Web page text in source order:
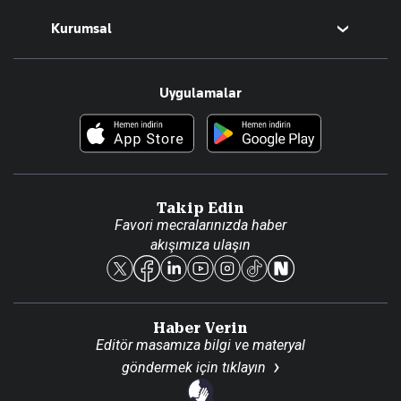
Teknoloji
Foto Haber
Kurumsal
Künye
Reklam Ver
Uygulamalar
Takip Edin
Favori mecralarınızda haber
akışımıza ulaşın
Haber Verin
Editör masamıza bilgi ve materyal
göndermek için tıklayın